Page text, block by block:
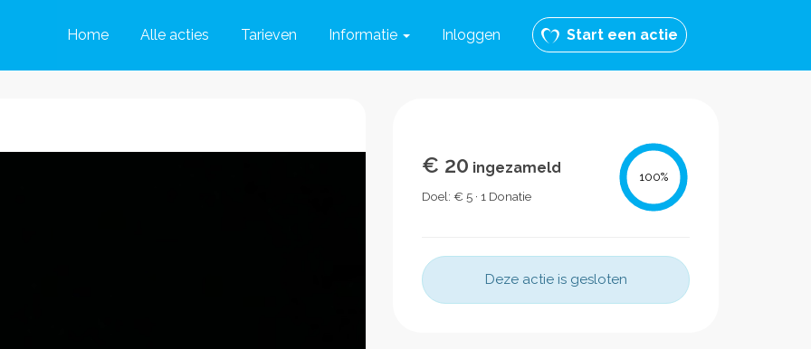
Home Alle acties Tarieven Informatie Inloggen Start een actie
€ 20 ingezameld
Doel: € 5 · 1 Donatie
100%
Deze actie is gesloten